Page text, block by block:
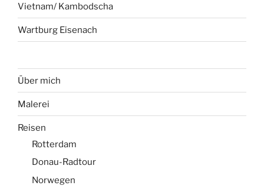
Vietnam/ Kambodscha
Wartburg Eisenach
Über mich
Malerei
Reisen
Rotterdam
Donau-Radtour
Norwegen